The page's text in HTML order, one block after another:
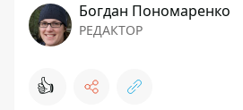
Богдан Пономаренко
РЕДАКТОР
👍